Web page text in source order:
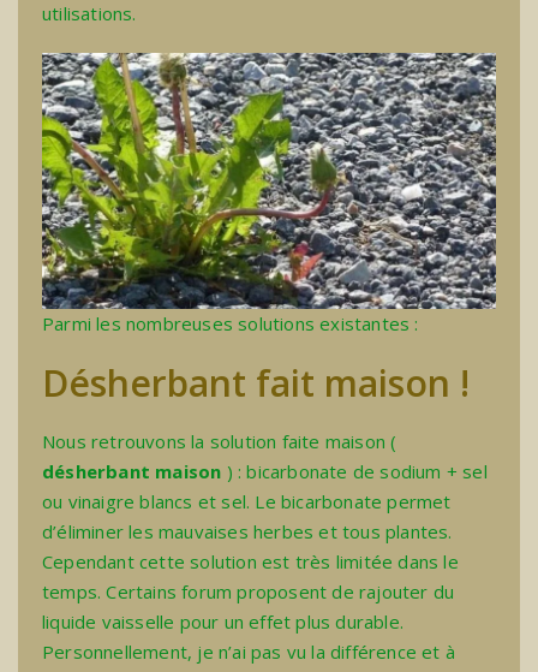
utilisations.
Parmi les nombreuses solutions existantes :
Désherbant fait maison !
Nous retrouvons la solution faite maison (
désherbant maison ) :bicarbonate de sodium + sel
ou vinaigre blancs et sel. Le bicarbonate permet
d’éliminer les mauvaises herbes et tous plantes.
Cependant cette solution est très limitée dans le
temps. Certains forum proposent de rajouter du
liquide vaisselle pour un effet plus durable.
Personnellement, je n’ai pas vu la différence et à